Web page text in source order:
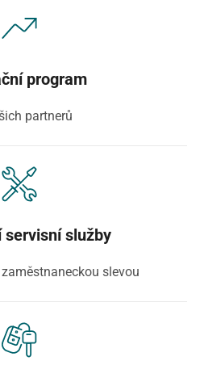
program
partnerů
servisní služby
slevou